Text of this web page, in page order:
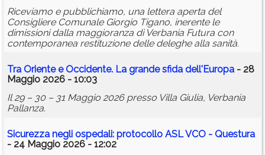
Riceviamo e pubblichiamo, una lettera aperta del
Consigliere Comunale Giorgio Tigano, inerente le
dimissioni dalla maggioranza di Verbania Futura con
contemporanea restituzione delle deleghe alla sanità.
Tra Oriente e Occidente. La grande sfida dell'Europa - 28
Maggio 2026 - 10:03
Il 29 – 30 – 31 Maggio 2026 presso Villa Giulia, Verbania
Pallanza.
Sicurezza negli ospedali: protocollo ASL VCO - Questura
- 24 Maggio 2026 - 12:02